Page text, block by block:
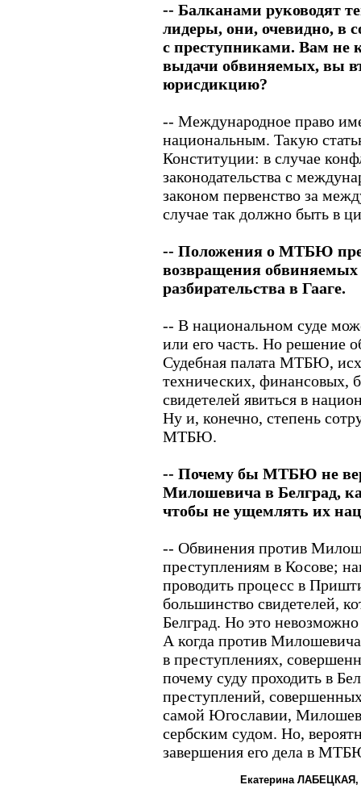
-- Балканами руководят
лидеры, они, очевидно, в
с преступниками. Вам не
выдачи обвиняемых, вы
юрисдикцию?
-- Международное право
национальным. Такую
Конституции: в случае
законодательства с
законом первенство за
случае так должно быть в
-- Положения о МТБЮ
возвращения обвиняемых
разбирательства в Гааге.
-- В национальном суде
или его часть. Но решение
Судебная палата МТБЮ,
технических, финансовых,
свидетелей явиться в
Ну и, конечно, степень
МТБЮ.
-- Почему бы МТБЮ не
Милошевича в Белград,
чтобы не ущемлять их
-- Обвинения против
преступлениям в Косове;
проводить процесс в
большинство свидетелей,
Белград. Но это
А когда против
в преступлениях,
почему суду проходить в
преступлений,
самой Югославии,
сербским судом. Но,
завершения его дела в
Екатерина